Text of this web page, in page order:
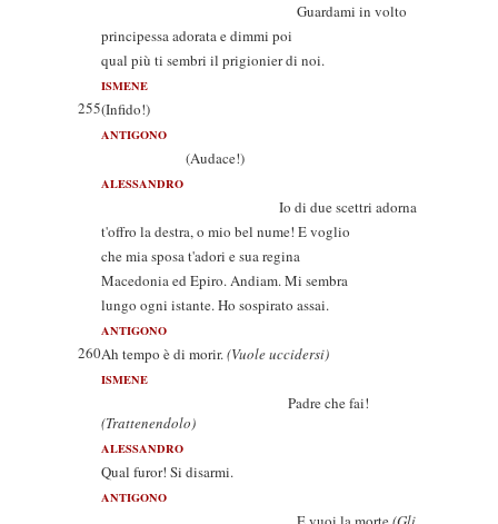
Guardami in volto
principessa adorata e dimmi poi
qual più ti sembri il prigionier di noi.
ISMENE
255(Infido!)
ANTIGONO
(Audace!)
ALESSANDRO
Io di due scettri adorna
t'offro la destra, o mio bel nume! E voglio
che mia sposa t'adori e sua regina
Macedonia ed Epiro. Andiam. Mi sembra
lungo ogni istante. Ho sospirato assai.
ANTIGONO
260Ah tempo è di morir.(Vuole uccidersi)
ISMENE
Padre che fai!
(Trattenendolo)
ALESSANDRO
Qual furor! Si disarmi.
ANTIGONO